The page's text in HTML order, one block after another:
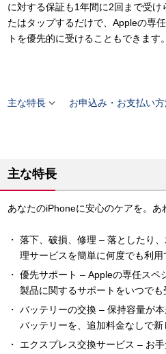
に対する保証も1年間に2回まで受け
たはタップするだけで、Appleの専
トを優先的に受けることもできます。
主な特長 お申込み・お支払い
主な特長
あなたのiPhoneに安心のケアを。あ
落下、破損、修理 – 落としたり
理サービスを簡単に何度でも利用
優先サポート – Appleの専任スペ
製品に関するサポートをいつでも
バッテリーの交換 – 保持容量が
バッテリーを、追加料金なしで新
エクスプレス交換サービス – お